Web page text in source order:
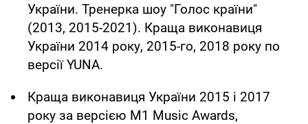
України. Тренерка шоу "Голос країни"
(2013, 2015-2021). Краща виконавиця
України 2014 року, 2015-го, 2018 року по
версії YUNA.
Краща виконавиця України 2015 і 2017
року за версією M1 Music Awards,